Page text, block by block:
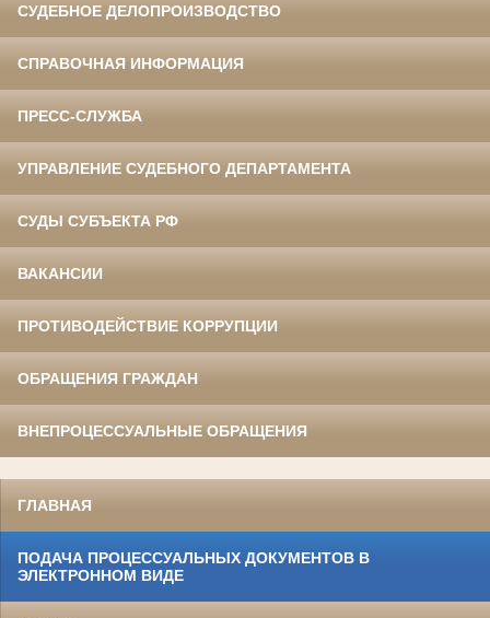
СУДЕБНОЕ ДЕЛОПРОИЗВОДСТВО
СПРАВОЧНАЯ ИНФОРМАЦИЯ
ПРЕСС-СЛУЖБА
УПРАВЛЕНИЕ СУДЕБНОГО ДЕПАРТАМЕНТА
СУДЫ СУБЪЕКТА РФ
ВАКАНСИИ
ПРОТИВОДЕЙСТВИЕ КОРРУПЦИИ
ОБРАЩЕНИЯ ГРАЖДАН
ВНЕПРОЦЕССУАЛЬНЫЕ ОБРАЩЕНИЯ
ГЛАВНАЯ
ПОДАЧА ПРОЦЕССУАЛЬНЫХ ДОКУМЕНТОВ В
ЭЛЕКТРОННОМ ВИДЕ